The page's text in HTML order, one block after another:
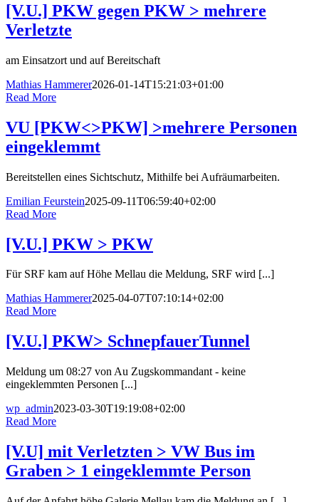
[V.U.] PKW gegen PKW > mehrere
Verletzte
am Einsatzort und auf Bereitschaft
Mathias Hammerer2026-01-14T15:21:03+01:00
Read More
VU [PKW<>PKW] >mehrere Personen
eingeklemmt
Bereitstellen eines Sichtschutz, Mithilfe bei Aufräumarbeiten.
Emilian Feurstein2025-09-11T06:59:40+02:00
Read More
[V.U.] PKW > PKW
Für SRF kam auf Höhe Mellau die Meldung, SRF wird [...]
Mathias Hammerer2025-04-07T07:10:14+02:00
Read More
[V.U.] PKW> SchnepfauerTunnel
Meldung um 08:27 von Au Zugskommandant - keine
eingeklemmten Personen [...]
wp_admin2023-03-30T19:19:08+02:00
Read More
[V.U] mit Verletzten > VW Bus im
Graben > 1 eingeklemmte Person